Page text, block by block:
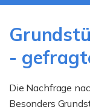
-
Die Nachfrage
Besonders